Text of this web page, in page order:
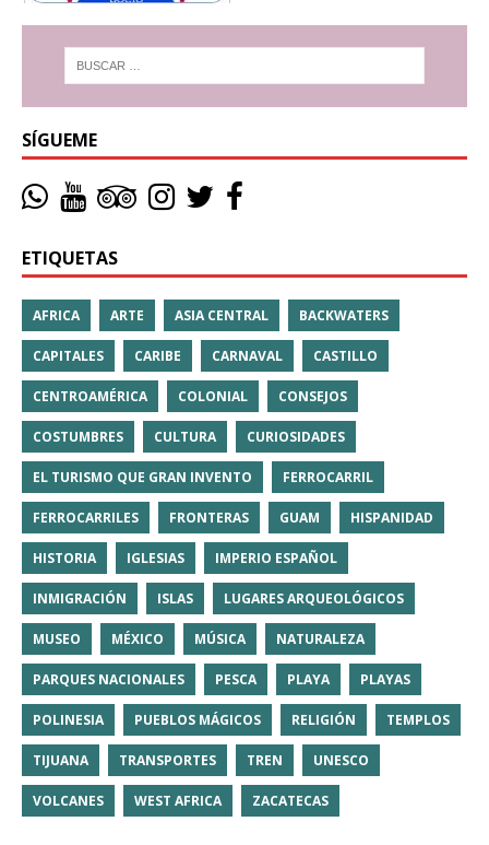
SÍGUEME
ETIQUETAS
AFRICA ARTE ASIA CENTRAL BACKWATERS
CAPITALES CARIBE CARNAVAL CASTILLO
CENTROAMÉRICA COLONIAL CONSEJOS
COSTUMBRES CULTURA CURIOSIDADES
EL TURISMO QUE GRAN INVENTO FERROCARRIL
FERROCARRILES FRONTERAS GUAM HISPANIDAD
HISTORIA IGLESIAS IMPERIO ESPAÑOL
INMIGRACIÓN ISLAS LUGARES ARQUEOLÓGICOS
MUSEO MÉXICO MÚSICA NATURALEZA
PARQUES NACIONALES PESCA PLAYA PLAYAS
POLINESIA PUEBLOS MÁGICOS RELIGIÓN TEMPLOS
TIJUANA TRANSPORTES TREN UNESCO
VOLCANES WEST AFRICA ZACATECAS